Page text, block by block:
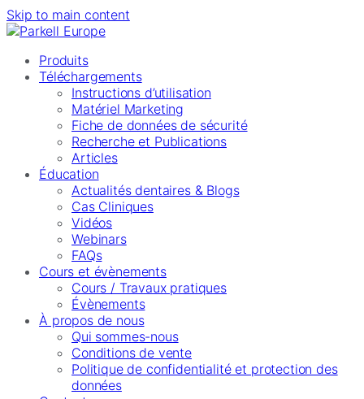
Skip to main content
Produits
Téléchargements
Instructions d’utilisation
Matériel Marketing
Fiche de données de sécurité
Recherche et Publications
Articles
Éducation
Actualités dentaires & Blogs
Cas Cliniques
Vidéos
Webinars
FAQs
Cours et évènements
Cours / Travaux pratiques
Évènements
À propos de nous
Qui sommes-nous
Conditions de vente
Politique de confidentialité et protection des
données